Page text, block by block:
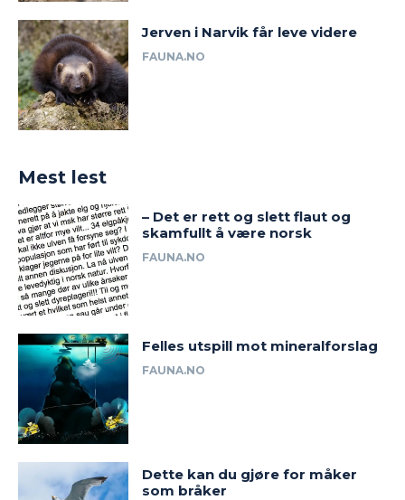
Jerven i Narvik får leve videre
FAUNA.NO
Mest lest
– Det er rett og slett flaut og
skamfullt å være norsk
FAUNA.NO
Felles utspill mot mineralforslag
FAUNA.NO
Dette kan du gjøre for måker
som bråker